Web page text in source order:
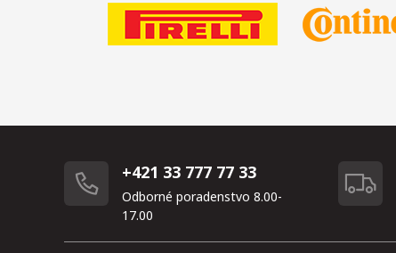
+421 33 777 77 33
Odborné poradenstvo 8.00-
17.00